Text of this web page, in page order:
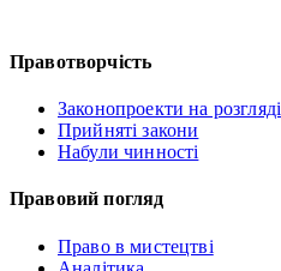
Правотворчість
Законопроекти на розгляді
Прийняті закони
Набули чинності
Правовий погляд
Право в мистецтві